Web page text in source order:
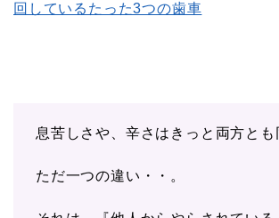
回しているたった3つの歯車
息苦しさや、辛さはきっと両方とも
ただ一つの違い・・。